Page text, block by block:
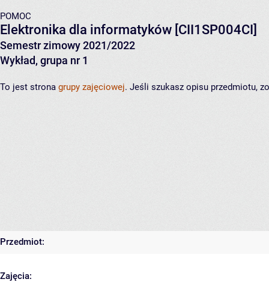
POMOC
Elektronika dla informatyków [CII1SP004CI]
Semestr zimowy 2021/2022
Wykład, grupa nr 1
To jest strona grupy zajęciowej. Jeśli szukasz opisu przedmiotu,
Przedmiot:
Zajęcia: